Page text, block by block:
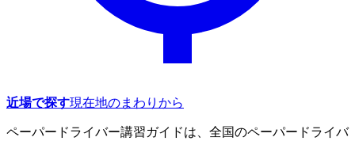
近場で探す現在地のまわりから
ペーパードライバー講習ガイドは、全国のペーパードライバ